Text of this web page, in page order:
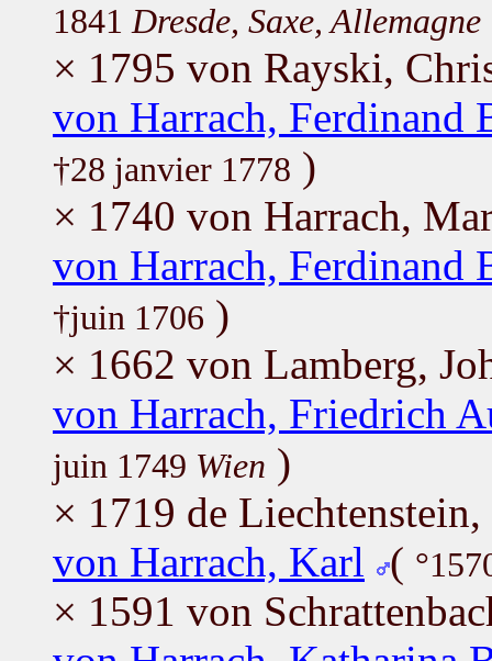
1841 Dresde, Saxe, Allemagne
× 1795 von Rayski,
von Harrach, Ferdinand
†28 janvier 1778 )
× 1740 von Harrach,
von Harrach, Ferdinand
†juin 1706 )
× 1662 von Lamberg,
von Harrach, Friedrich
juin 1749 Wien )
× 1719 de
von Harrach, Karl
(
× 1591 von